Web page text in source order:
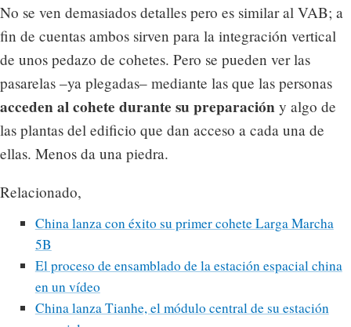
No se ven demasiados detalles pero es similar al VAB; a
fin de cuentas ambos sirven para la integración vertical
de unos pedazo de cohetes. Pero se pueden ver las
pasarelas –ya plegadas– mediante las que las personas
acceden al cohete durante su preparación y algo de
las plantas del edificio que dan acceso a cada una de
ellas. Menos da una piedra.
Relacionado,
China lanza con éxito su primer cohete Larga Marcha
5B
El proceso de ensamblado de la estación espacial china
en un vídeo
China lanza Tianhe, el módulo central de su estación